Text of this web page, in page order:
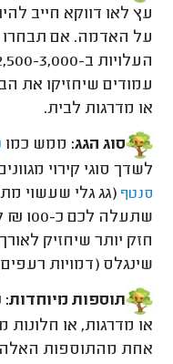
עץ לאו דווקא חייב
על האדמה. אם תבחרו
עמודים שיחזיקו את
או מדרגות לבית.
סוג הגג: ממש כמו
לשדך סוגי קירוי
סנטף (גג גלי שעשוי
שתעלה לכם כ-100 ₪ למ"ר
חזק יותר שיחזיק
שינגלס (דמויות רעפים)
תוספות מיוחדות:
או מדרגות, או חלונות
אחת מהתוספות